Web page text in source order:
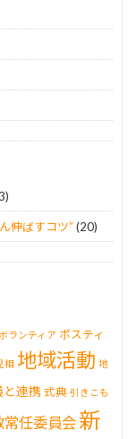
伸ばすコツ” (20)
ボランティア ポスティ
相 地域活動 地
と連携 式典 引きこも
常任委員会 新